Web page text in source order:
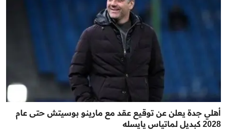
أهلي جدة يعلن عن توقيع عقد مع مارينو بوسيتش حتى عام
2028 كبديل لماتياس يايسله